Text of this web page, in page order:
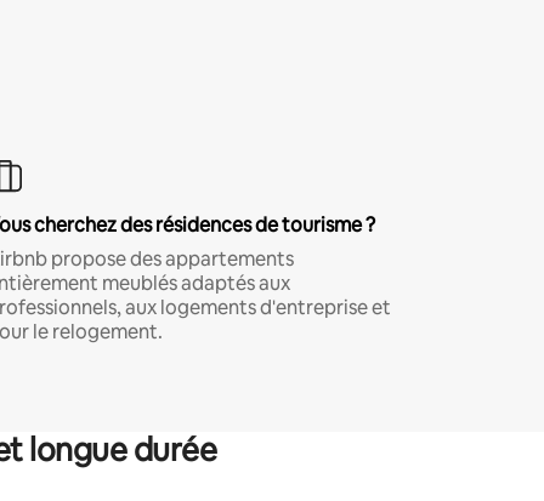
cherchez des résidences de tourisme ?
propose des appartements
meublés adaptés aux
aux logements d'entreprise et
le relogement.
longue durée